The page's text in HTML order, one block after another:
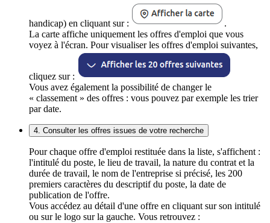
handicap) en cliquant sur :
.
La carte affiche uniquement les offres d'emploi que vous
voyez à l'écran. Pour visualiser les offres d'emploi suivantes,
cliquez sur :
Vous avez également la possibilité de changer le
« classement » des offres : vous pouvez par exemple les trier
par date.
4. Consulter les offres issues de votre recherche
Pour chaque offre d'emploi restituée dans la liste, s'affichent :
l'intitulé du poste, le lieu de travail, la nature du contrat et la
durée de travail, le nom de l'entreprise si précisé, les 200
premiers caractères du descriptif du poste, la date de
publication de l'offre.
Vous accédez au détail d'une offre en cliquant sur son intitulé
ou sur le logo sur la gauche. Vous retrouvez :